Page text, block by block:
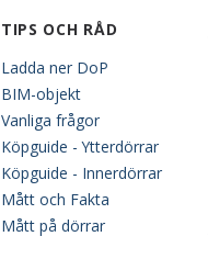
TIPS OCH RÅD
Ladda ner DoP
BIM-objekt
Vanliga frågor
Köpguide - Ytterdörrar
Köpguide - Innerdörrar
Mått och Fakta
Mått på dörrar